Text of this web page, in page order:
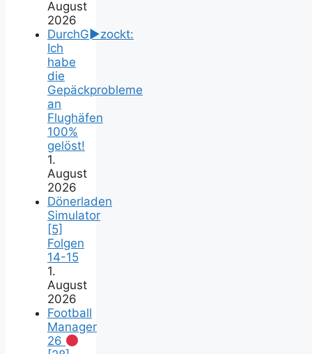
August
2026
DurchG►zockt:
Ich
habe
die
Gepäckprobleme
an
Flughäfen
100%
gelöst!
1.
August
2026
Dönerladen
Simulator
[5]
Folgen
14-15
1.
August
2026
Football
Manager
26